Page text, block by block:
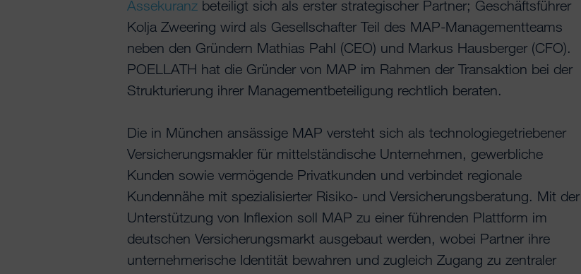
Assekuranz beteiligt sich als erster strategischer Partner; Geschäftsführer
Kolja Zweering wird als Gesellschafter Teil des MAP-Managementteams
neben den Gründern Mathias Pahl (CEO) und Markus Hausberger (CFO).
POELLATH hat die Gründer von MAP im Rahmen der Transaktion bei der
Strukturierung ihrer Managementbeteiligung rechtlich beraten.
Die in München ansässige MAP versteht sich als technologiegetriebener
Versicherungsmakler für mittelständische Unternehmen, gewerbliche
Kunden sowie vermögende Privatkunden und verbindet regionale
Kundennähe mit spezialisierter Risiko- und Versicherungsberatung. Mit der
Unterstützung von Inflexion soll MAP zu einer führenden Plattform im
deutschen Versicherungsmarkt ausgebaut werden, wobei Partner ihre
unternehmerische Identität bewahren und zugleich Zugang zu zentraler